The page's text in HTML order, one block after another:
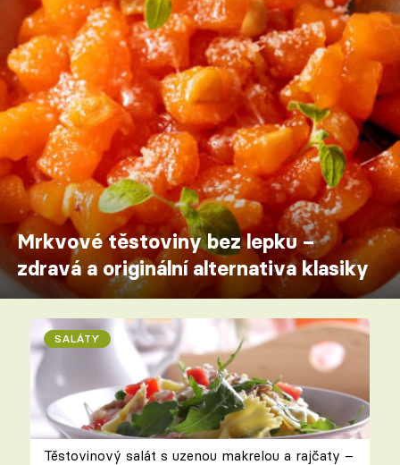
Mrkvové těstoviny bez lepku –
zdravá a originální alternativa klasiky
SALÁTY
Těstovinový salát s uzenou makrelou a rajčaty –